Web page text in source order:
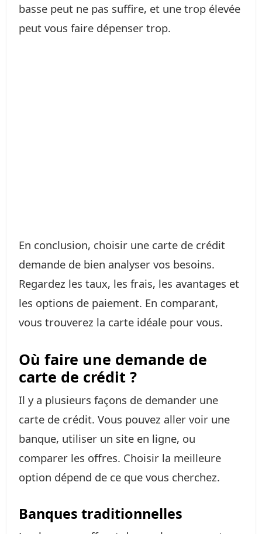
basse peut ne pas suffire, et une trop élevée
peut vous faire dépenser trop.
En conclusion, choisir une carte de crédit
demande de bien analyser vos besoins.
Regardez les taux, les frais, les avantages et
les options de paiement. En comparant,
vous trouverez la carte idéale pour vous.
Où faire une demande de
carte de crédit ?
Il y a plusieurs façons de demander une
carte de crédit. Vous pouvez aller voir une
banque, utiliser un site en ligne, ou
comparer les offres. Choisir la meilleure
option dépend de ce que vous cherchez.
Banques traditionnelles